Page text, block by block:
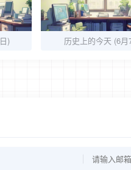
) 历史上的今天 (6月